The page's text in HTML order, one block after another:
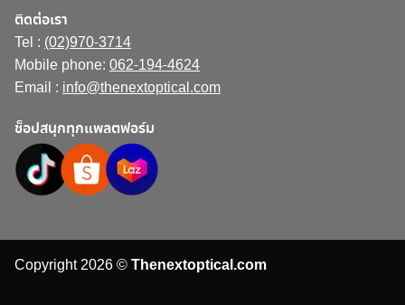
ติดต่อเรา
Tel : (02)970-3714
Mobile phone: 062-194-4624
Email : info@thenextoptical.com
ช็อปสนุกทุกแพลตฟอร์ม
Copyright 2026 ©Thenextoptical.com